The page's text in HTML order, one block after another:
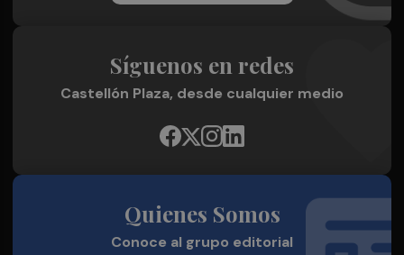
Síguenos en redes
Castellón Plaza, desde cualquier medio
Quienes Somos
Conoce al grupo editorial